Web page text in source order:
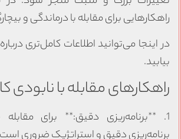
راهکارهایی برای مقابله با درماندگی و
در اینجا می‌توانید اطلاعات کامل‌تری درباره
بیابید.
راهکارهای مقابله با نابودی
1. **برنامه‌ریزی دقیق:** برای مقابله
برنامه‌ریزی دقیق و استراتژیک ضروری